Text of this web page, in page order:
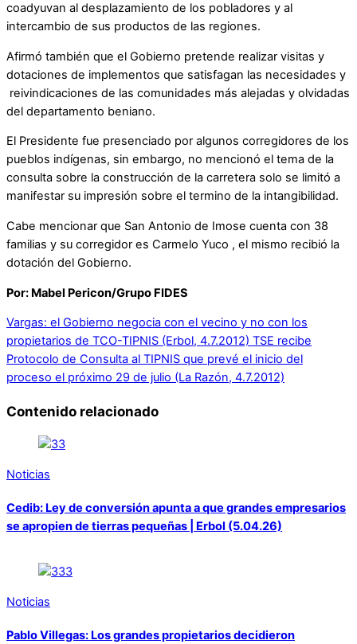
coadyuvan al desplazamiento de los pobladores y al
intercambio de sus productos de las regiones.
Afirmó también que el Gobierno pretende realizar visitas y
dotaciones de implementos que satisfagan las necesidades y
reivindicaciones de las comunidades más alejadas y olvidadas
del departamento beniano.
El Presidente fue presenciado por algunos corregidores de los
pueblos indígenas, sin embargo, no mencionó el tema de la
consulta sobre la construcción de la carretera solo se limitó a
manifestar su impresión sobre el termino de la intangibilidad.
Cabe mencionar que San Antonio de Imose cuenta con 38
familias y su corregidor es Carmelo Yuco , el mismo recibió la
dotación del Gobierno.
Por: Mabel Pericon/Grupo FIDES
Vargas: el Gobierno negocia con el vecino y no con los
propietarios de TCO-TIPNIS (Erbol, 4.7.2012) TSE recibe
Protocolo de Consulta al TIPNIS que prevé el inicio del
proceso el próximo 29 de julio (La Razón, 4.7.2012)
Contenido relacionado
Noticias
Cedib: Ley de conversión apunta a que grandes empresarios
se apropien de tierras pequeñas | Erbol (5.04.26)
Noticias
Pablo Villegas: Los grandes propietarios decidieron